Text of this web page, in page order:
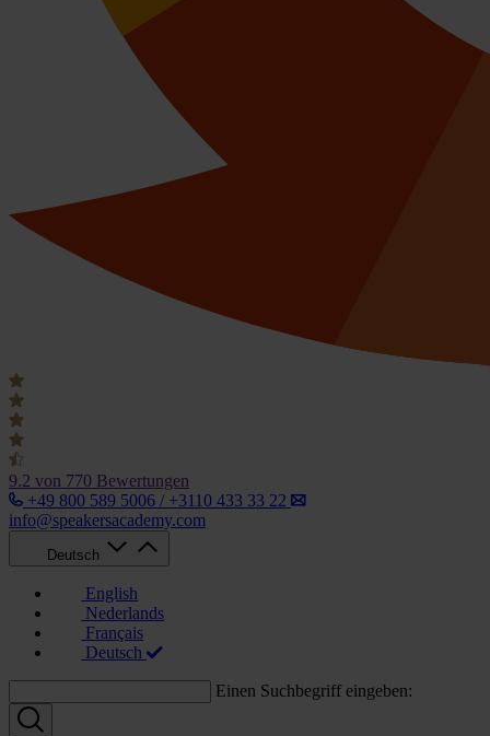
9.2 von 770 Bewertungen
+49 800 589 5006 / +3110 433 33 22
info@speakersacademy.com
Deutsch
English
Nederlands
Français
Deutsch
Einen Suchbegriff eingeben: